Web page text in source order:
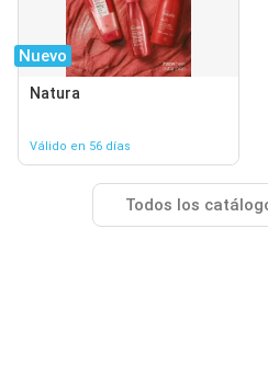
Nuevo
Natura
Válido en 56 días
Todos los